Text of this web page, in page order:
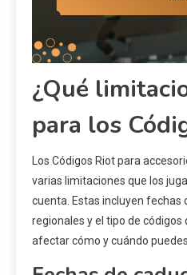
¿Qué
para los
Los Códigos Riot para
varias limitaciones que los
cuenta. Estas incluyen fechas
regionales y el tipo de códigos
afectar cómo y cuándo